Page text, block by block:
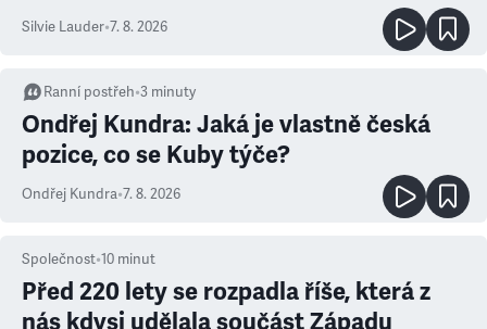
Silvie Lauder•7. 8. 2026
Ranní postřeh•3 minuty
Ondřej Kundra: Jaká je vlastně česká
pozice, co se Kuby týče?
Ondřej Kundra•7. 8. 2026
Společnost•10 minut
Před 220 lety se rozpadla říše, která z
nás kdysi udělala součást Západu